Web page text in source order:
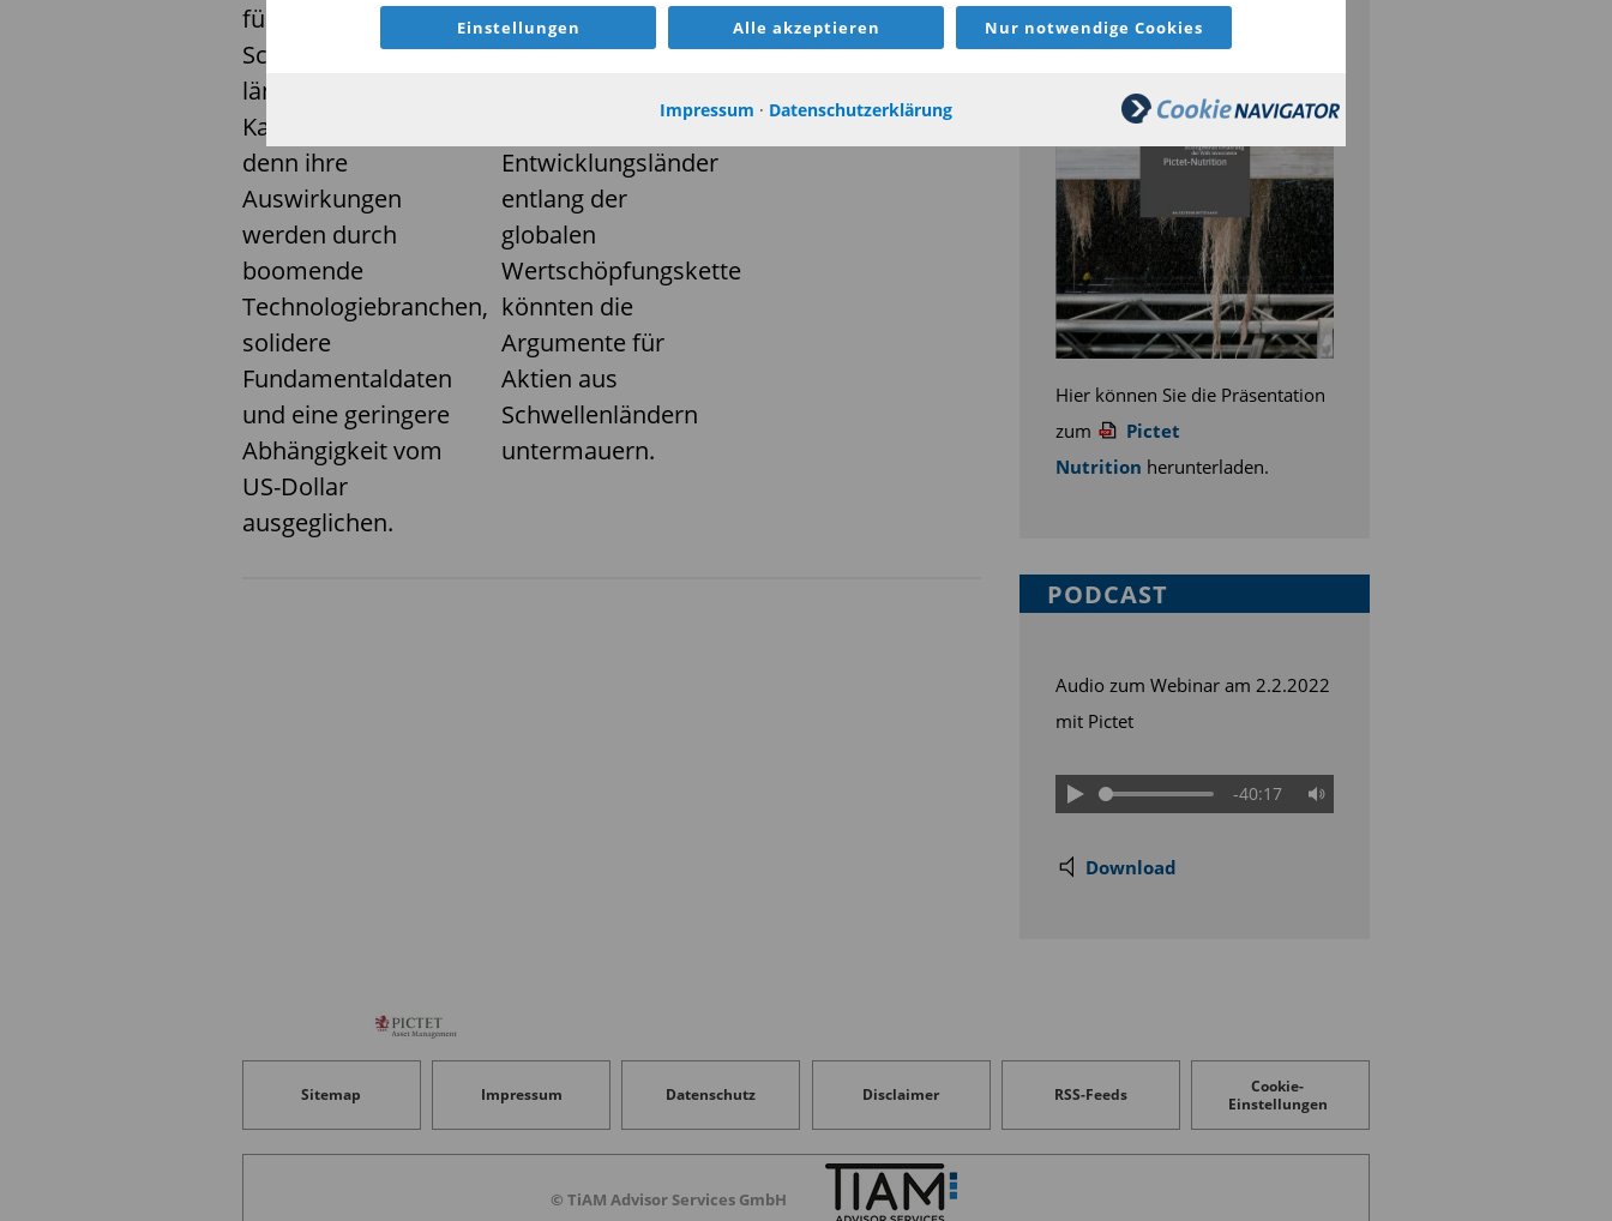
Einstellungen Alle akzeptieren Nur notwendige Cookies
Impressum · Datenschutzerklärung
für die
Schwellenländer
längst keine
Katastrophe mehr,
denn ihre
Auswirkungen
werden durch
boomende
Technologiebranchen,
solidere
Fundamentaldaten
und eine geringere
Abhängigkeit vom
US-Dollar
ausgeglichen.
was sie einmal
waren
Die Fortschritte der
Entwicklungsländer
entlang der
globalen
Wertschöpfungskette
könnten die
Argumente für
Aktien aus
Schwellenländern
untermauern.
Viktoras Kulionis
ordnet den
KI ein.
Hier können Sie die Präsentation
zum
Pictet
Nutrition herunterladen.
PODCAST
Audio zum Webinar am 2.2.2022
mit Pictet
-40:17
Download
Sitemap Impressum Datenschutz Disclaimer RSS-Feeds
Cookie-
Einstellungen
© TiAM Advisor Services GmbH